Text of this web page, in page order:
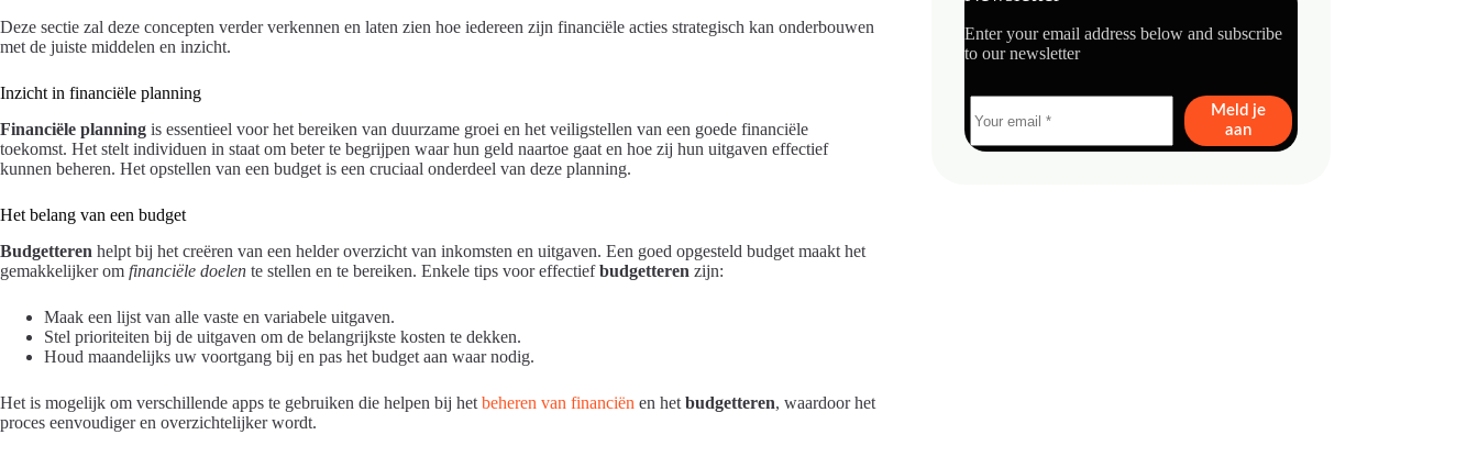
Deze sectie zal deze concepten verder verkennen en laten zien hoe iedereen zijn financiële acties strategisch kan onderbouwen
met de juiste middelen en inzicht.
Inzicht in financiële planning
Financiële planning is essentieel voor het bereiken van duurzame groei en het veiligstellen van een goede financiële
toekomst. Het stelt individuen in staat om beter te begrijpen waar hun geld naartoe gaat en hoe zij hun uitgaven effectief
kunnen beheren. Het opstellen van een budget is een cruciaal onderdeel van deze planning.
Het belang van een budget
Budgetteren helpt bij het creëren van een helder overzicht van inkomsten en uitgaven. Een goed opgesteld budget maakt het
gemakkelijker om financiële doelen te stellen en te bereiken. Enkele tips voor effectiefbudgetteren zijn:
Maak een lijst van alle vaste en variabele uitgaven.
Stel prioriteiten bij de uitgaven om de belangrijkste kosten te dekken.
Houd maandelijks uw voortgang bij en pas het budget aan waar nodig.
Het is mogelijk om verschillende apps te gebruiken die helpen bij het beheren van financiën en het budgetteren, waardoor het
proces eenvoudiger en overzichtelijker wordt.
Enter your email address below and subscribe
to our newsletter
Meld je
aan